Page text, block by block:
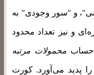
"، و "سور وجودی" به
و نیز تعداد محدود
حسابمحمولات مرتبه
پدید می‌آورد. کورت